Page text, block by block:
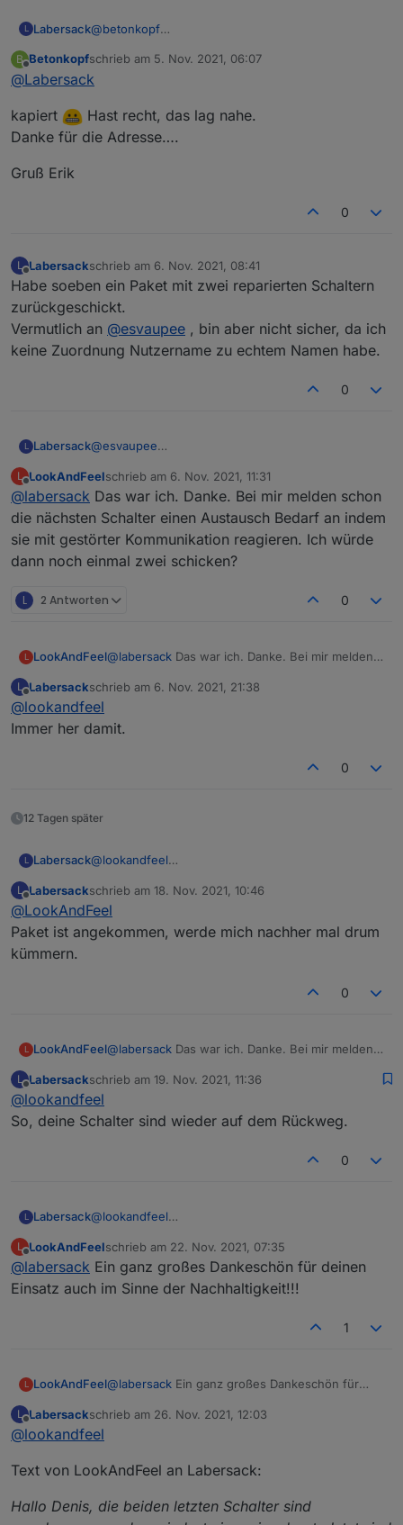
L Labersack@betonkopf
Ja, ich habe noch einige Kapazitäten für die
kaputten Kapazitoren (kapiert?)
B
Offline
Betonkopfschrieb am 5. Nov. 2021, 06:07
zuletzt editiert von
@Labersack
kapiert
Hast recht, das lag nahe.
Danke für die Adresse….
Gruß Erik
0
L
Offline
Labersackschrieb am 6. Nov. 2021, 08:41
zuletzt editiert von
Habe soeben ein Paket mit zwei reparierten Schaltern
zurückgeschickt.
Vermutlich an @esvaupee , bin aber nicht sicher, da ich
keine Zuordnung Nutzername zu echtem Namen habe.
0
L Labersack@esvaupee
könnte das deins sein?
L
Offline
LookAndFeelschrieb am 6. Nov. 2021, 11:31
zuletzt editiert von
@labersack Das war ich. Danke. Bei mir melden schon
die nächsten Schalter einen Austausch Bedarf an indem
sie mit gestörter Kommunikation reagieren. Ich würde
dann noch einmal zwei schicken?
L 2 Antworten 0
L LookAndFeel@labersack Das war ich. Danke. Bei mir melden
Bedarf an indem sie mit gestörter Kommunikation
schicken?
L
Offline
Labersackschrieb am 6. Nov. 2021, 21:38
zuletzt editiert von
@lookandfeel
Immer her damit.
0
12 Tagen später
L Labersack@lookandfeel
L
Offline
Labersackschrieb am 18. Nov. 2021, 10:46
zuletzt editiert von
@LookAndFeel
Paket ist angekommen, werde mich nachher mal drum
kümmern.
0
L LookAndFeel@labersack Das war ich. Danke. Bei mir melden
Bedarf an indem sie mit gestörter Kommunikation
schicken?
L
Offline
Labersackschrieb am 19. Nov. 2021, 11:36
zuletzt editiert von
@lookandfeel
So, deine Schalter sind wieder auf dem Rückweg.
0
L Labersack@lookandfeel
L
Offline
LookAndFeelschrieb am 22. Nov. 2021, 07:35
zuletzt editiert von
@labersack Ein ganz großes Dankeschön für deinen
Einsatz auch im Sinne der Nachhaltigkeit!!!
1
L LookAndFeel@labersack Ein ganz großes Dankeschön für
Nachhaltigkeit!!!
L
Offline
Labersackschrieb am 26. Nov. 2021, 12:03
zuletzt editiert von
@lookandfeel
Text von LookAndFeel an Labersack:
Hallo Denis, die beiden letzten Schalter sind